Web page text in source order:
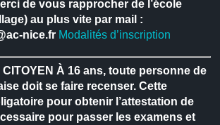
de vous rapprocher de l’école
au plus vite par mail :
nice.fr Modalités d’inscription
À 16 ans, toute personne de
doit se faire recenser. Cette
pour obtenir l’attestation de
pour passer les examens et